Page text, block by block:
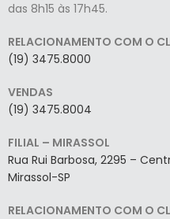
das 8h15 às 17h45.
RELACIONAMENTO COM O
(19) 3475.8000
VENDAS
(19) 3475.8004
FILIAL – MIRASSOL
Rua Rui Barbosa, 2295 –
Mirassol-SP
RELACIONAMENTO COM O